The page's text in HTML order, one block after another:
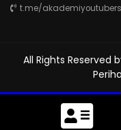
t.me/
All Rights Reserved